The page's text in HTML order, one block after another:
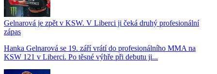
Gelnarová je zpět v KSW. V Liberci ji čeká druhý profesionální
zápas
Hanka Gelnarová se 19. září vrátí do profesionálního MMA na
KSW 121 v Liberci. Po těsné výhře při debutu ji...